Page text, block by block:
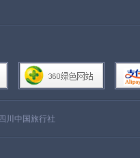
四川中国旅行社